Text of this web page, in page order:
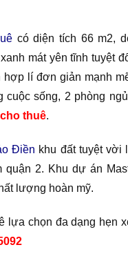
có diện tích 66 m2,
mát yên tĩnh tuyệt
lí đơn giản mạnh
sống, 2 phòng
thuê.
Điền khu đất tuyệt vời
quận 2. Khu dự án
lượng hoàn mỹ.
lựa chọn đa dạng hẹn